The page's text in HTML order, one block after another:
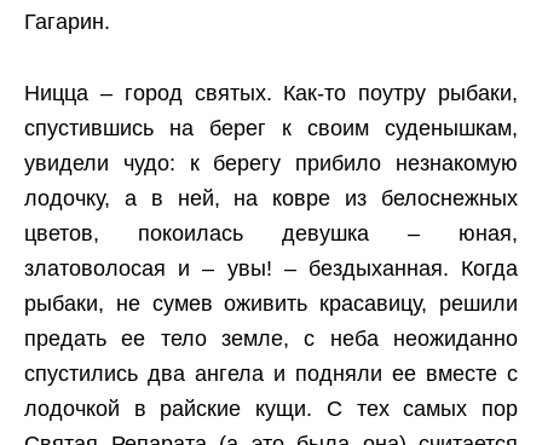
Гагарин.
Ницца – город святых. Как-то поутру рыбаки,
спустившись на берег к своим суденышкам,
увидели чудо: к берегу прибило незнакомую
лодочку, а в ней, на ковре из белоснежных
цветов, покоилась девушка – юная,
златоволосая и – увы! – бездыханная. Когда
рыбаки, не сумев оживить красавицу, решили
предать ее тело земле, с неба неожиданно
спустились два ангела и подняли ее вместе с
лодочкой в райские кущи. С тех самых пор